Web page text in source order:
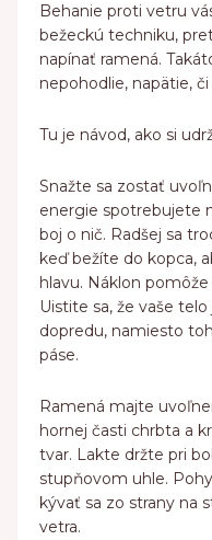
Behanie proti vetru
bežeckú techniku,
napínať ramená.
nepohodlie, napätie,
Tu je návod, ako si
Snažte sa zostať
energie spotrebujete
boj o nič. Radšej sa
keď bežíte do kopca,
hlavu. Náklon
Uistite sa, že vaše
dopredu, namiesto
páse.
Ramená majte
hornej časti chrbta a
tvar. Lakte držte pri
stupňovom uhle.
kývať sa zo strany na
vetra.